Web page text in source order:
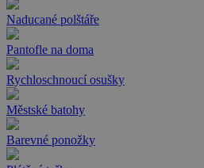
Naducané polštáře
Pantofle na doma
Rychloschnoucí osušky
Městské batohy
Barevné ponožky